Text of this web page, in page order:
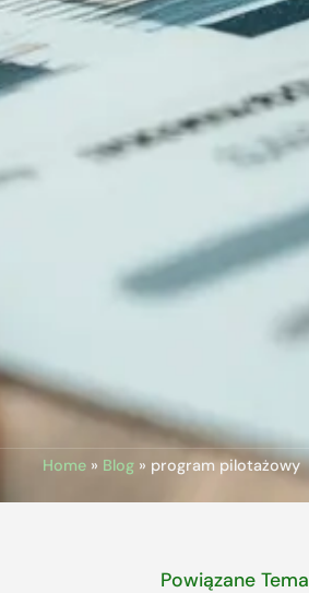
Home» Blog» program pilotażowy
Powiązane